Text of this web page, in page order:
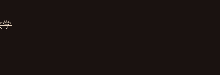
学